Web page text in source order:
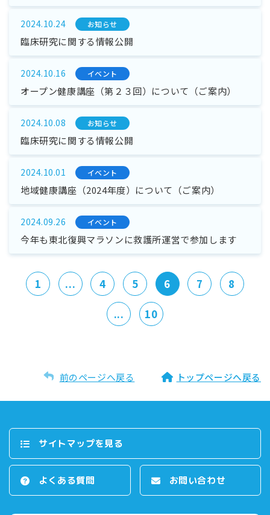
2024.10.24 お知らせ
臨床研究に関する情報公開
2024.10.16 イベント
オープン健康講座（第２３回）について（ご案内）
2024.10.08 お知らせ
臨床研究に関する情報公開
2024.10.01 イベント
地域健康講座（2024年度）について（ご案内）
2024.09.26 イベント
今年も東北復興マラソンに救護所運営で参加します
1 ... 4 5 6 7
8
...
10
前のページへ戻る トップページへ戻る
サイトマップを⾒る
よくある質問 お問い合わせ